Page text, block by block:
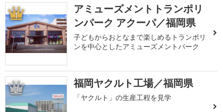
1
アミューズメントトランポリ
ンパーク アクーパ／福岡県
子どもからおとなまで楽しめるトランポリ
ンを中心としたアミューズメントパーク
2 福岡ヤクルト工場／福岡県
「ヤクルト」の生産工程を見学